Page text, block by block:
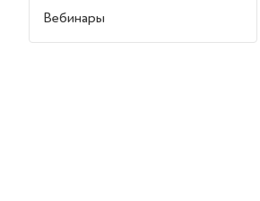
Вебинары